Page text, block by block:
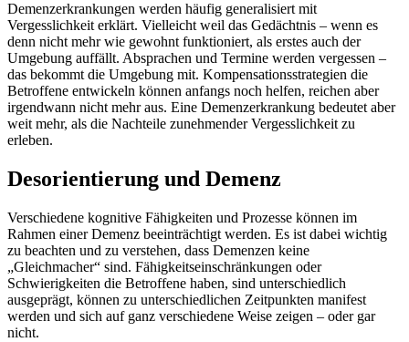
Demenzerkrankungen werden häufig generalisiert mit
Vergesslichkeit erklärt. Vielleicht weil das Gedächtnis – wenn es
denn nicht mehr wie gewohnt funktioniert, als erstes auch der
Umgebung auffällt. Absprachen und Termine werden vergessen –
das bekommt die Umgebung mit. Kompensationsstrategien die
Betroffene entwickeln können anfangs noch helfen, reichen aber
irgendwann nicht mehr aus. Eine Demenzerkrankung bedeutet aber
weit mehr, als die Nachteile zunehmender Vergesslichkeit zu
erleben.
Desorientierung und Demenz
Verschiedene kognitive Fähigkeiten und Prozesse können im
Rahmen einer Demenz beeinträchtigt werden. Es ist dabei wichtig
zu beachten und zu verstehen, dass Demenzen keine
„Gleichmacher“ sind. Fähigkeitseinschränkungen oder
Schwierigkeiten die Betroffene haben, sind unterschiedlich
ausgeprägt, können zu unterschiedlichen Zeitpunkten manifest
werden und sich auf ganz verschiedene Weise zeigen – oder gar
nicht.